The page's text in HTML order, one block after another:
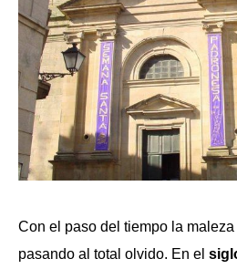
Con el paso del tiempo la
pasando al total olvido. En el